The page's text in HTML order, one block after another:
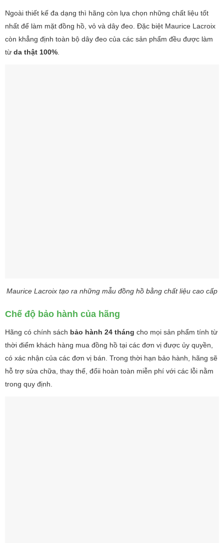
Ngoài thiết kế đa dạng thì hãng còn lựa chọn những chất liệu tốt
nhất để làm mặt đồng hồ, vỏ và dây đeo. Đặc biệt Maurice Lacroix
còn khẳng định toàn bộ dây đeo của các sản phẩm đều được làm
từ da thật 100%
Maurice Lacroix tạo ra những mẫu đồng hồ bằng chất liệu cao cấp
Chế độ bảo hành của hãng
Hãng có chính sách bảo hành 24 tháng cho mọi sản phẩm tính từ
thời điểm khách hàng mua đồng hồ tại các đơn vị được ủy quyền,
có xác nhận của các đơn vị bán. Trong thời hạn bảo hành, hãng sẽ
hỗ trợ sửa chữa, thay thế, đổii hoàn toàn miễn phí với các lỗi nằm
trong quy định.